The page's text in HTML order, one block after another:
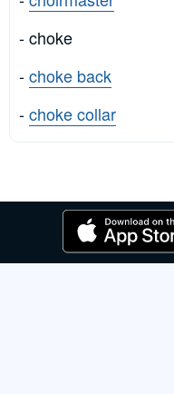
- choke
-choke back
-choke collar